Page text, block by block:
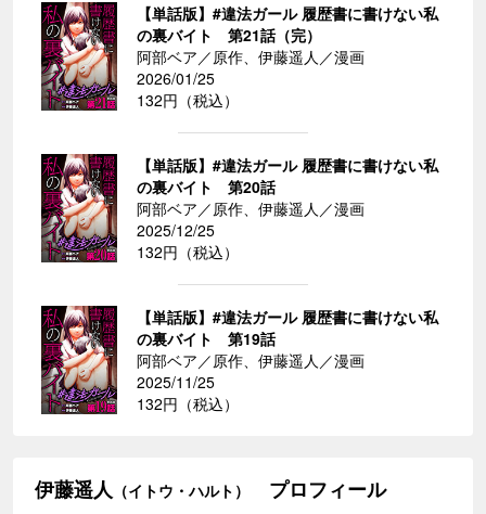
【単話版】#違法ガール 履歴書に書けない私
の裏バイト 第21話（完）
阿部ベア／原作、伊藤遥人／漫画
2026/01/25
132円（税込）
【単話版】#違法ガール 履歴書に書けない私
の裏バイト 第20話
阿部ベア／原作、伊藤遥人／漫画
2025/12/25
132円（税込）
【単話版】#違法ガール 履歴書に書けない私
の裏バイト 第19話
阿部ベア／原作、伊藤遥人／漫画
2025/11/25
132円（税込）
伊藤遥人 （イトウ・ハルト） プロフィール